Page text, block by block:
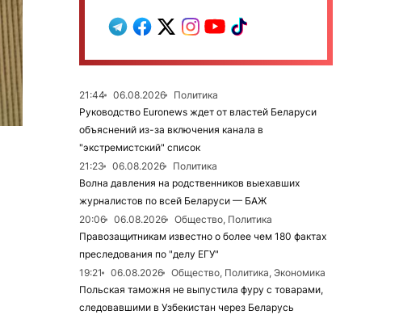
21:44 06.08.2026
Политика
Руководство Euronews ждет от властей Беларуси
объяснений из-за включения канала в
"экстремистский" список
21:23
06.08.2026
Политика
Волна давления на родственников выехавших
журналистов по всей Беларуси — БАЖ
20:06
06.08.2026
Общество, Политика
Правозащитникам известно о более чем 180 фактах
преследования по "делу ЕГУ"
19:21
06.08.2026
Общество, Политика, Экономика
Польская таможня не выпустила фуру с товарами,
следовавшими в Узбекистан через Беларусь